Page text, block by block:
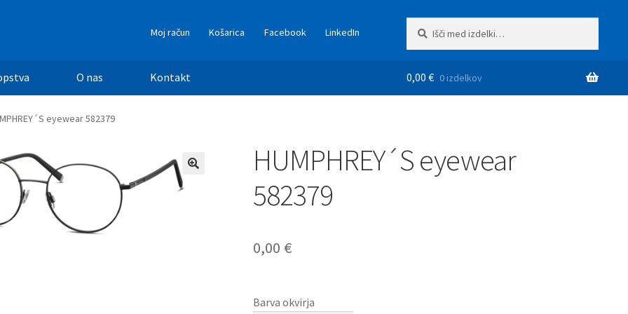
Moj račun Košarica Facebook LinkedIn
O nas Kontakt 0,00€ 0 izdelkov
eyewear 582379
HUMPHREY´S eyewear
582379
0,00 €
Barva okvirja